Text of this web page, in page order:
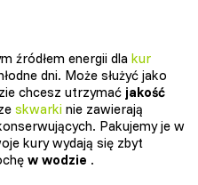
źródłem energii dla kur
dni. Może służyć jako
chcesz utrzymać jakość
skwarki nie zawierają
Pakujemy je w
kury wydają się zbyt
w wodzie .